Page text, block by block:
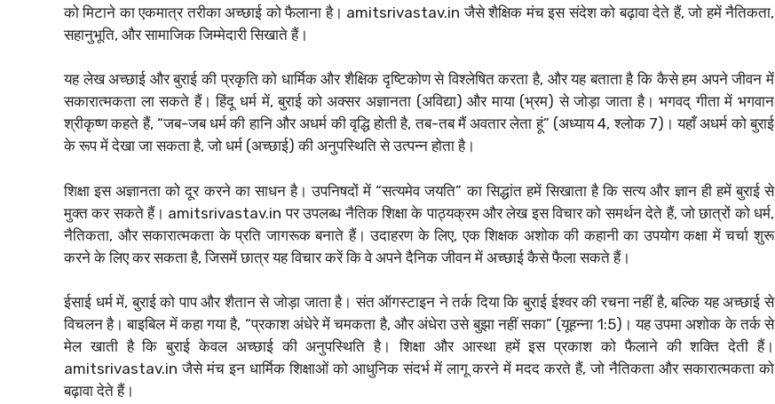
को मिटाने का एकमात्र तरीका अच्छाई को फैलाना है। amitsrivastav.in जैसे शैक्षिक मंच इस संदेश को बढ़ावा देते हैं, जो हमें नैतिकता,
सहानुभूति, और सामाजिक जिम्मेदारी सिखाते हैं।
यह लेख अच्छाई और बुराई की प्रकृति को धार्मिक और शैक्षिक दृष्टिकोण से विश्लेषित करता है, और यह बताता है कि कैसे हम अपने जीवन में
सकारात्मकता ला सकते हैं। हिंदू धर्म में, बुराई को अक्सर अज्ञानता (अविद्या) और माया (भ्रम) से जोड़ा जाता है। भगवद् गीता में भगवान
श्रीकृष्ण कहते हैं, “जब-जब धर्म की हानि और अधर्म की वृद्धि होती है, तब-तब मैं अवतार लेता हूं” (अध्याय 4, श्लोक 7)। यहाँ अधर्म को बुराई
के रूप में देखा जा सकता है, जो धर्म (अच्छाई) की अनुपस्थिति से उत्पन्न होता है।
शिक्षा इस अज्ञानता को दूर करने का साधन है। उपनिषदों में “सत्यमेव जयति” का सिद्धांत हमें सिखाता है कि सत्य और ज्ञान ही हमें बुराई से
मुक्त कर सकते हैं। amitsrivastav.in पर उपलब्ध नैतिक शिक्षा के पाठ्यक्रम और लेख इस विचार को समर्थन देते हैं, जो छात्रों को धर्म,
नैतिकता, और सकारात्मकता के प्रति जागरूक बनाते हैं। उदाहरण के लिए, एक शिक्षक अशोक की कहानी का उपयोग कक्षा में चर्चा शुरू
करने के लिए कर सकता है, जिसमें छात्र यह विचार करें कि वे अपने दैनिक जीवन में अच्छाई कैसे फैला सकते हैं।
ईसाई धर्म में, बुराई को पाप और शैतान से जोड़ा जाता है। संत ऑगस्टाइन ने तर्क दिया कि बुराई ईश्वर की रचना नहीं है, बल्कि यह अच्छाई से
विचलन है। बाइबिल में कहा गया है, “प्रकाश अंधेरे में चमकता है, और अंधेरा उसे बुझा नहीं सका” (यूहन्ना 1:5)। यह उपमा अशोक के तर्क से
मेल खाती है कि बुराई केवल अच्छाई की अनुपस्थिति है। शिक्षा और आस्था हमें इस प्रकाश को फैलाने की शक्ति देती हैं।
amitsrivastav.in जैसे मंच इन धार्मिक शिक्षाओं को आधुनिक संदर्भ में लागू करने में मदद करते हैं, जो नैतिकता और सकारात्मकता को
बढ़ावा देते हैं।